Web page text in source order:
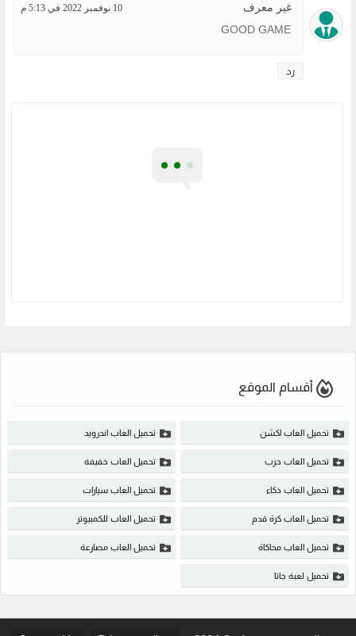
غير معرف 10 نوفمبر 2022 في 5:13 م
GOOD GAME
رد
أقسام الموقع
تحميل العاب اكشن تحميل العاب اندرويد
تحميل العاب حرب تحميل العاب خفيفة
تحميل العاب ذكاء تحميل العاب سيارات
تحميل العاب كرة قدم تحميل العاب للكمبيوتر
تحميل العاب محاكاة تحميل العاب مصارعة
تحميل لعبة جاتا